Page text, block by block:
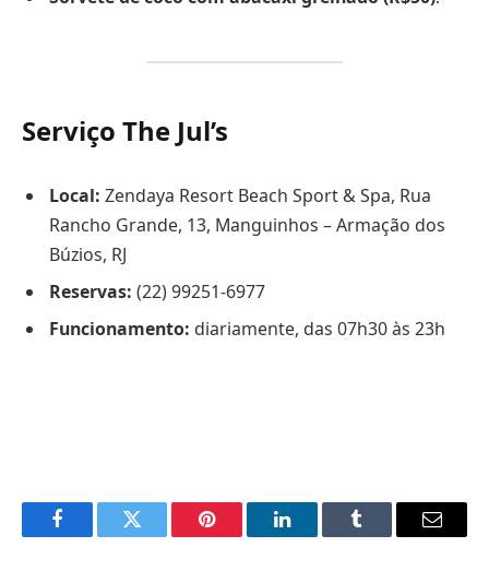
Serviço The Jul’s
Local: Zendaya Resort Beach Sport & Spa, Rua
Rancho Grande, 13, Manguinhos – Armação dos
Búzios, RJ
Reservas: (22) 99251-6977
Funcionamento: diariamente, das 07h30 às 23h
FacebookTwitter Pinterest LinkedInTumblr Email